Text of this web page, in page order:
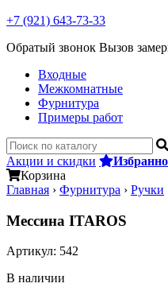
+7 (921) 643-73-33
Обратый звонок Вызов
Входные
Межкомнатные
Фурнитура
Примеры работ
Акции и скидки
Корзина
Главная › Фурнитура › Ручки
Мессина ITAROS
Артикул: 542
В наличии